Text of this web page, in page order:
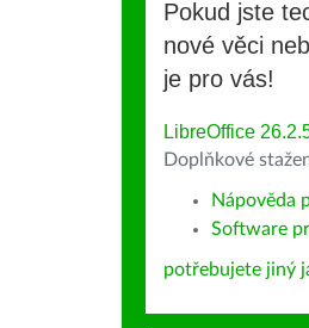
Pokud jste
nové věci
je pro vás!
LibreOffice
Doplňkové
Nápověda
Software
potřebujete jiný